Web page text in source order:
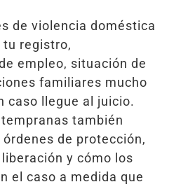
de violencia doméstica
registro,
empleo, situación de
familiares mucho
caso llegue al juicio.
también
de protección,
y cómo los
el caso a medida que